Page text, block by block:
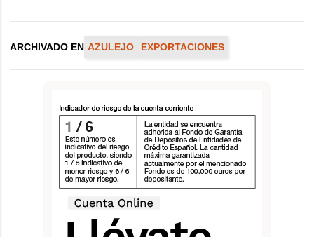
ARCHIVADO EN AZULEJO EXPORTACIONES